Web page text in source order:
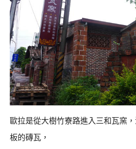
歐拉是從大樹竹寮路進入三和瓦窯
板的磚瓦，